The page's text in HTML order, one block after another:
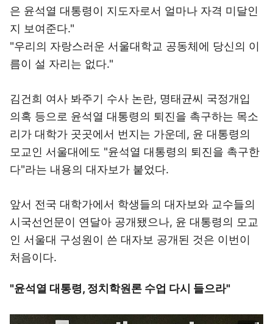
은 윤석열 대통령이 지도자로서 얼마나 자격 미달인
지 보여준다."
"우리의 자랑스러운 서울대학교 공동체에 당신의 이
름이 설 자리는 없다."
김건희 여사 봐주기 수사 논란, 명태균씨 국정개입
의혹 등으로 윤석열 대통령의 퇴진을 촉구하는 목소
리가 대학가 곳곳에서 번지는 가운데, 윤 대통령의
모교인 서울대에도 "윤석열 대통령의 퇴진을 촉구한
다"라는 내용의 대자보가 붙었다.
앞서 전국 대학가에서 학생들의 대자보와 교수들의
시국선언문이 연달아 공개됐으나, 윤 대통령의 모교
인 서울대 구성원이 쓴 대자보 공개된 것은 이번이
처음이다.
"윤석열 대통령, 정치학원론 수업 다시 들으라"